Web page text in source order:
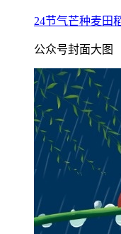
24节气芒种麦田
公众号封面大图